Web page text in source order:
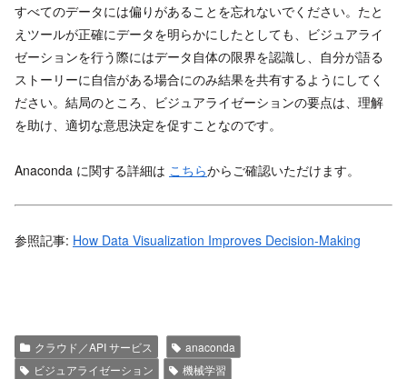
すべてのデータには偏りがあることを忘れないでください。たと
えツールが正確にデータを明らかにしたとしても、ビジュアライ
ゼーションを行う際にはデータ自体の限界を認識し、自分が語る
ストーリーに自信がある場合にのみ結果を共有するようにしてく
ださい。結局のところ、ビジュアライゼーションの要点は、理解
を助け、適切な意思決定を促すことなのです。
Anaconda に関する詳細は こちらからご確認いただけます。
参照記事: How Data Visualization Improves Decision-Making
クラウド／API サービス
anaconda
ビジュアライゼーション
機械学習